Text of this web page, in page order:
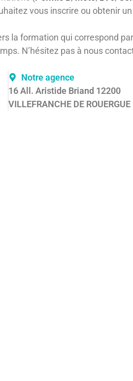
vous inscrire ou obtenir
la formation qui correspond
N’hésitez pas à nous
Notre agence
16 All. Aristide Briand 12200
VILLEFRANCHE DE ROUERGUE